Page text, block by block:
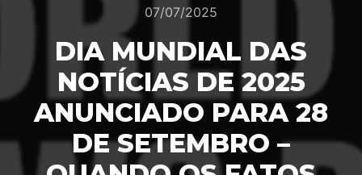
07/07/2025
DIA MUNDIAL DAS
NOTÍCIAS DE 2025
ANUNCIADO PARA 28
DE SETEMBRO –